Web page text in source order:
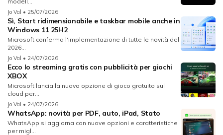
Jo Val • 25/07/2026
Sì, Start ridimensionabile e taskbar mobile anche in
Windows 11 25H2
Microsoft conferma l'implementazione di tutte le novità del
2026...
Jo Val • 24/07/2026
Ecco lo streaming gratis con pubblicità per giochi
XBOX
Microsoft lancia la nuova opzione di gioco gratuito sul
cloud per...
Jo Val • 24/07/2026
WhatsApp: novità per PDF, auto, iPad, Stato
WhatsApp si aggiorna con nuove opzioni e caratteristiche
per migl...